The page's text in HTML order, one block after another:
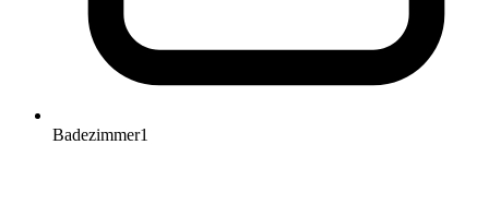
Badezimmer1